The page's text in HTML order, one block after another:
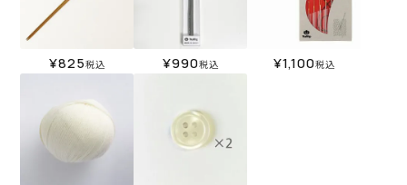
¥825税込 ¥990税込 ¥1,100税込